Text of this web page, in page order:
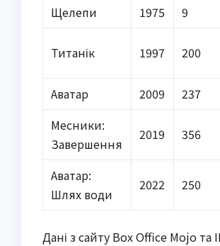
Щелепи 1975 9
Титанік 1997 200
Аватар
2009 237
Месники:
Завершення
2019 356
Аватар:
Шлях води
2022 250
Дані з сайту Box Office Mojo та